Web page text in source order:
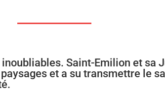
Saint-Emilion et sa
et a su transmettre le